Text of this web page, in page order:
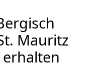
Mauritz